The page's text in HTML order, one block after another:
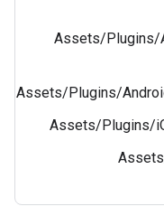
Assets/
Assets/Plugins/
Assets/